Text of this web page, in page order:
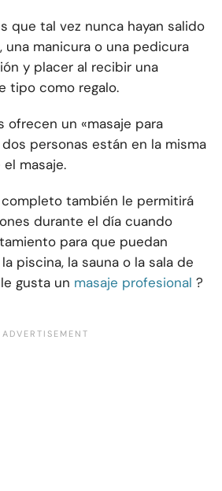
que tal vez nunca hayan salido
una manicura o una pedicura
y placer al recibir una
tipo como regalo.
ofrecen un «masaje para
personas están en la misma
masaje.
también le permitirá
durante el día cuando
para que puedan
piscina, la sauna o la sala de
gusta un masaje profesional ?